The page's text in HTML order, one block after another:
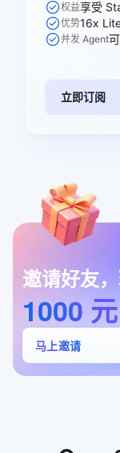
权益享受
优势16x
并发 Agent
立即订阅
邀请好友
1000 元
马上邀请